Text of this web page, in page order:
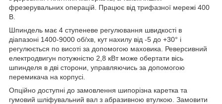
фрезерувальних операцій. Працює від трифазної мережі 400
В.
Шпиндель має 4 ступеневе регулювання швидкості в
діапазоні 1400-9000 об/хв, кут нахилу від -5 до +30° і
регулюється по висоті за допомогою маховика. Реверсивний
електродвигун потужністю 2,8 кВт може обертати вісь
шпинделя в дві сторони, управляючись за допомогою
перемикача на корпусі.
Опційно доступні до замовлення шипорізна каретка та
гумовий шліфувальний вал з абразивною втулкою. Замовити